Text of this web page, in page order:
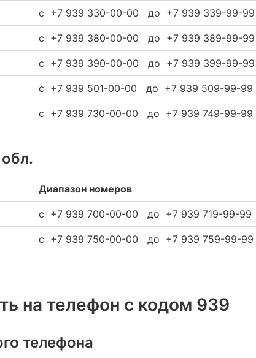
c +7 939 330-00-00 до +7 939 339-99-99
c +7 939 380-00-00 до +7 939 389-99-99
c +7 939 390-00-00 до +7 939 399-99-99
c +7 939 501-00-00 до +7 939 509-99-99
c +7 939 730-00-00 до +7 939 749-99-99
Диапазон номеров
c +7 939 700-00-00 до +7 939 719-99-99
c +7 939 750-00-00 до +7 939 759-99-99
на телефон с кодом 939
телефона